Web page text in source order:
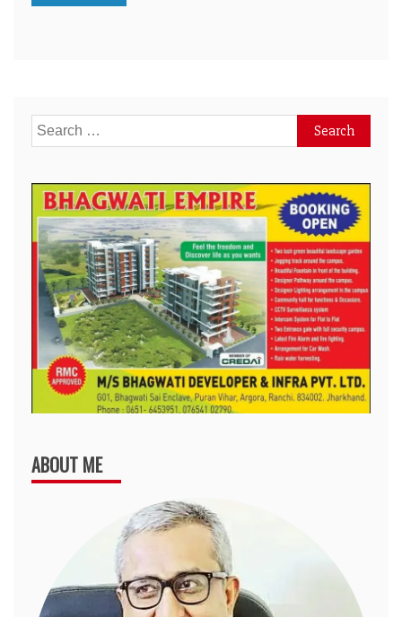
Search
for:
ABOUT ME